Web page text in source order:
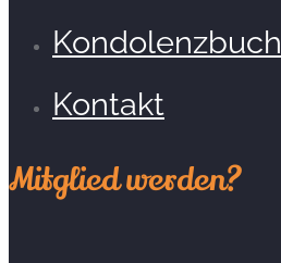
Kondolenzbuch
Kontakt
Mitglied werden?